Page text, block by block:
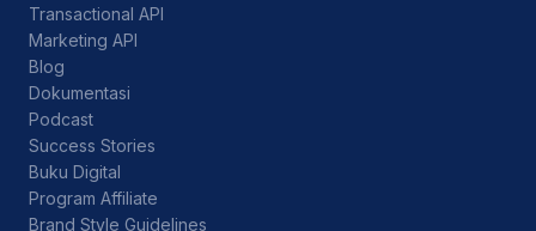
Transactional API
Marketing API
Blog
Dokumentasi
Podcast
Success Stories
Buku Digital
Program Affiliate
Brand Style Guidelines